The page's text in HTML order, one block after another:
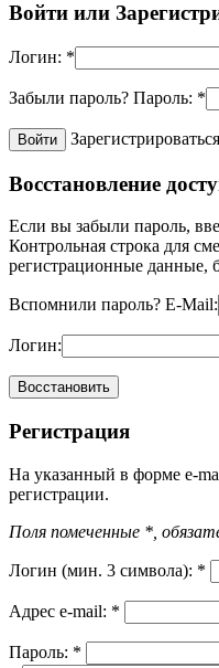
Войти или
Логин: *
Забыли пароль? Пароль: *
Зарегистрироваться
Восстановление
Если вы забыли пароль,
Контрольная строка для
регистрационные данные,
Вспомнили пароль? E-Mail:
Логин:
Регистрация
На указанный в форме e-
регистрации.
Поля помеченные *,
Логин (мин. 3 символа): *
Адрес e-mail: *
Пароль: *